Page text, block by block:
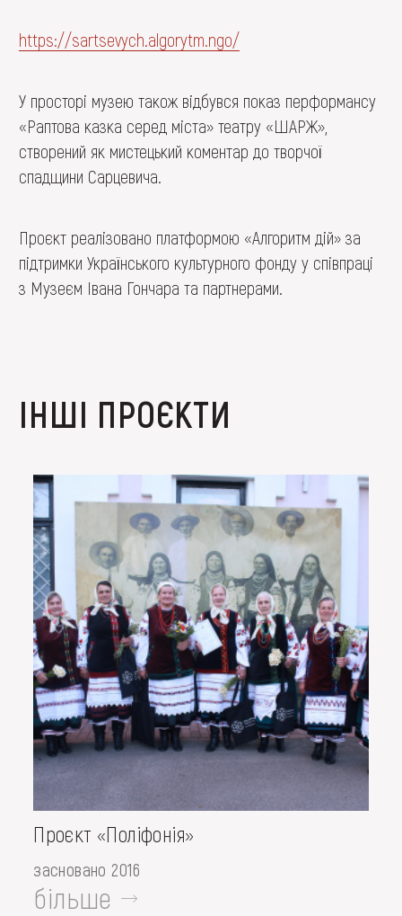
https://sartsevych.algorytm.ngo/
У просторі музею також відбувся показ перформансу
«Раптова казка серед міста» театру «ШАРЖ»,
створений як мистецький коментар до творчої
спадщини Сарцевича.
Проєкт реалізовано платформою «Алгоритм дій» за
підтримки Українського культурного фонду у співпраці
з Музеєм Івана Гончара та партнерами.
ІНШІ ПРОЄКТИ
Проєкт «Поліфонія»
засновано 2016
більше